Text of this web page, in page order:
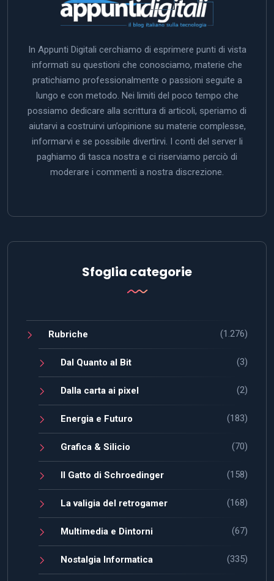
In Appunti Digitali cerchiamo di esprimere punti di vista
informati su questioni che conosciamo, materie che
pratichiamo professionalmente o passioni seguite a
lungo e con metodo. Nei limiti del poco tempo che
possiamo dedicare alla scrittura di articoli, speriamo di
aiutarvi a costruirvi un’opinione su materie complesse,
informarvi e se possibile divertirvi. I conti del server li
paghiamo di tasca nostra e ci riserviamo perciò di
moderare i commenti a nostra discrezione.
Sfoglia categorie
Rubriche (1.276)
Dal Quanto al Bit (3)
Dalla carta ai pixel (2)
Energia e Futuro (183)
Grafica & Silicio (70)
Il Gatto di Schroedinger (158)
La valigia del retrogamer (168)
Multimedia e Dintorni (67)
Nostalgia Informatica (335)